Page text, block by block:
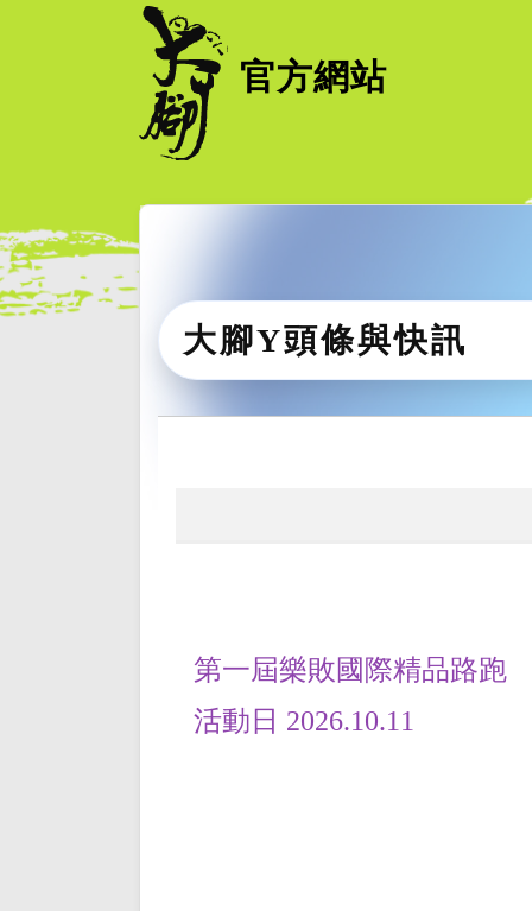
官方網站
大腳Y頭條與快訊
第一屆樂敗國際精品路跑
活動日 2026.10.11